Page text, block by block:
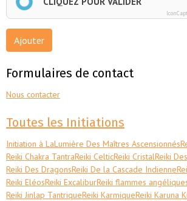
Ajouter
Formulaires de contact
Nous contacter
Toutes les Initiations
Initiation à LaLumière Des Maîtres Ascensionnés
Reiki Chakra TantraReiki CelticReiki CristalReiki
Reiki Des DragonsReiki De la Cascade Indienne
Reiki EléosReiki ExcaliburReiki flammes
Reiki Jinlap TantriqueReiki KarmiqueReiki Karuna Ki